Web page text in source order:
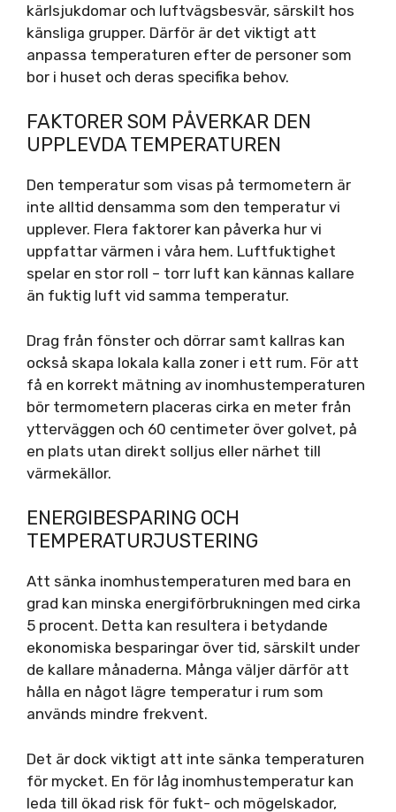
kärlsjukdomar och luftvägsbesvär, särskilt hos
känsliga grupper. Därför är det viktigt att
anpassa temperaturen efter de personer som
bor i huset och deras specifika behov.
FAKTORER SOM PÅVERKAR DEN
UPPLEVDA TEMPERATUREN
Den temperatur som visas på termometern är
inte alltid densamma som den temperatur vi
upplever. Flera faktorer kan påverka hur vi
uppfattar värmen i våra hem. Luftfuktighet
spelar en stor roll – torr luft kan kännas kallare
än fuktig luft vid samma temperatur.
Drag från fönster och dörrar samt kallras kan
också skapa lokala kalla zoner i ett rum. För att
få en korrekt mätning av inomhustemperaturen
bör termometern placeras cirka en meter från
ytterväggen och 60 centimeter över golvet, på
en plats utan direkt solljus eller närhet till
värmekällor.
ENERGIBESPARING OCH
TEMPERATURJUSTERING
Att sänka inomhustemperaturen med bara en
grad kan minska energiförbrukningen med cirka
5 procent. Detta kan resultera i betydande
ekonomiska besparingar över tid, särskilt under
de kallare månaderna. Många väljer därför att
hålla en något lägre temperatur i rum som
används mindre frekvent.
Det är dock viktigt att inte sänka temperaturen
för mycket. En för låg inomhustemperatur kan
leda till ökad risk för fukt- och mögelskador,